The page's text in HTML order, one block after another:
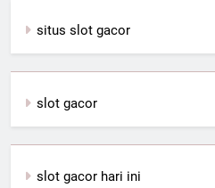
situs slot gacor
slot gacor
slot gacor hari ini